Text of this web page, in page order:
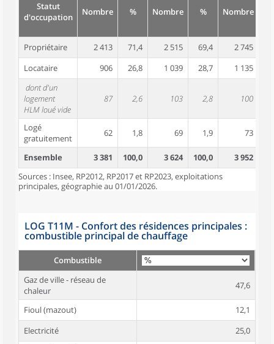
Statut
d'occupation
Nombre % Nombre % Nombre
Propriétaire 2 413 71,4 2 515 69,4 2 745
Locataire
906 26,8 1 039 28,7 1 135
dont d'un
logement
HLM loué vide
87 2,6 103 2,8 100
Logé
gratuitement
62 1,8 69 1,9 73
Ensemble 3 381 100,0 3 624 100,0 3 952
Sources : Insee, RP2012, RP2017 et RP2023, exploitations
principales, géographie au 01/01/2026.
LOG T11M - Confort des résidences principales :
combustible principal de chauffage
Combustible
Gaz de ville - réseau de
chaleur
47,6
Fioul (mazout)
12,1
Electricité
25,0